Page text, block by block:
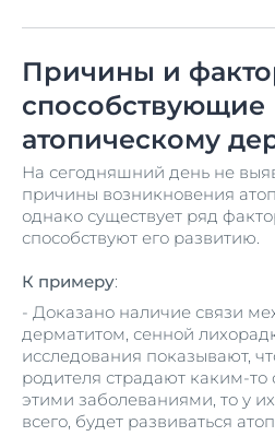
Причины и
способствующие
атопическому
На сегодняшний день не
причины возникновения
однако существует ряд
способствуют его развитию.
К примеру:
- Доказано наличие связи
дерматитом, сенной
исследования показывают,
родителя страдают каким-
этими заболеваниями, то у
всего, будет развиваться